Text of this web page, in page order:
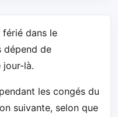
dans le
dépend de
là.
les congés du
suivante, selon que